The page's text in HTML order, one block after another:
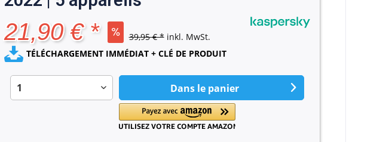
21,90 € * 39,95 € *inkl. MwSt.
TÉLÉCHARGEMENT IMMÉDIAT + CLÉ DE PRODUIT
Dans le panier